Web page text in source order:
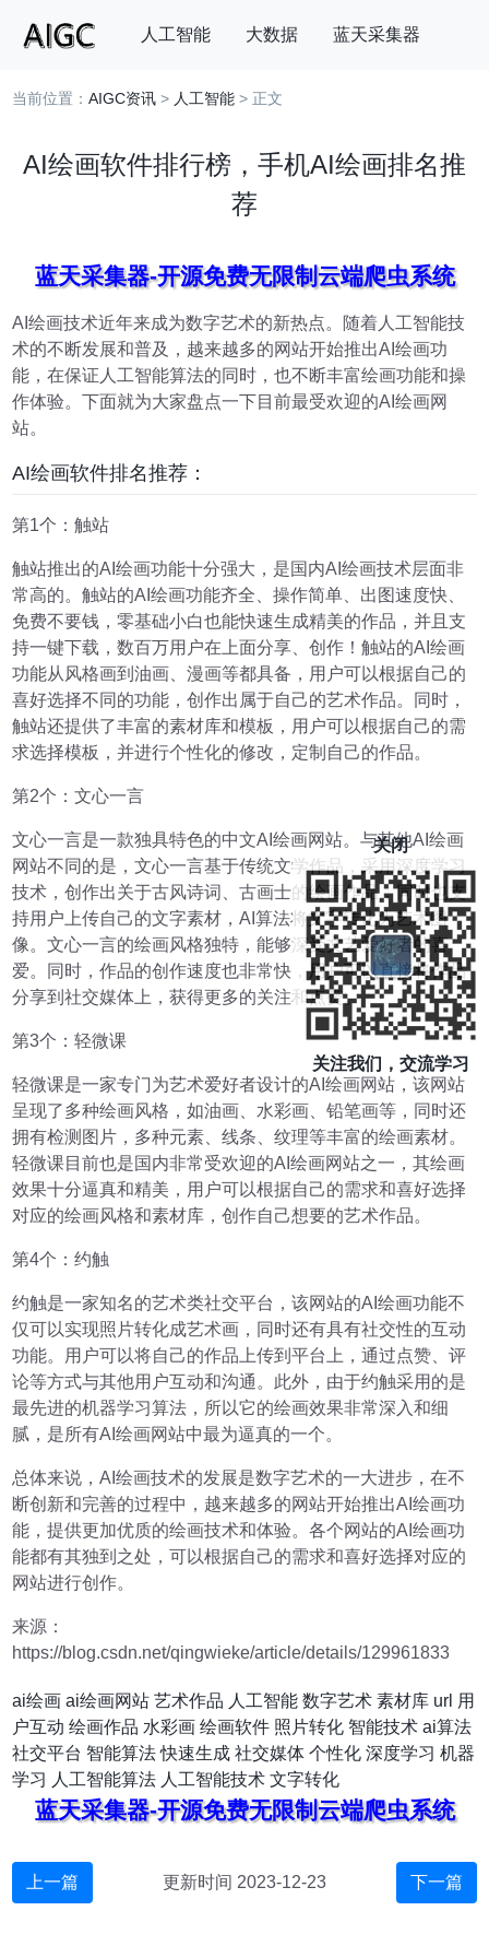
人工智能 大数据 蓝天采集器
搜索
当前位置：AIGC资讯 > 人工智能 > 正文
AI绘画软件排行榜，手机AI绘画排名推
荐
蓝天采集器-开源免费无限制云端爬虫系统
AI绘画技术近年来成为数字艺术的新热点。随着人工智能技
术的不断发展和普及，越来越多的网站开始推出AI绘画功
能，在保证人工智能算法的同时，也不断丰富绘画功能和操
作体验。下面就为大家盘点一下目前最受欢迎的AI绘画网
站。
AI绘画软件排名推荐：
第1个：触站
触站推出的AI绘画功能十分强大，是国内AI绘画技术层面非
常高的。触站的AI绘画功能齐全、操作简单、出图速度快、
免费不要钱，零基础小白也能快速生成精美的作品，并且支
持一键下载，数百万用户在上面分享、创作！触站的AI绘画
功能从风格画到油画、漫画等都具备，用户可以根据自己的
喜好选择不同的功能，创作出属于自己的艺术作品。同时，
触站还提供了丰富的素材库和模板，用户可以根据自己的需
求选择模板，并进行个性化的修改，定制自己的作品。
第2个：文心一言
文心一言是一款独具特色的中文AI绘画网站。与其他AI绘画
网站不同的是，文心一言基于传统文学作品，采用深度学习
技术，创作出关于古风诗词、古画士的绘画作品，同时也支
持用户上传自己的文字素材，AI算法将文字转化为艺术图
像。文心一言的绘画风格独特，能够深受文艺爱好者的喜
爱。同时，作品的创作速度也非常快，用户可以直接将作品
分享到社交媒体上，获得更多的关注和点赞。
第3个：轻微课
轻微课是一家专门为艺术爱好者设计的AI绘画网站，该网站
呈现了多种绘画风格，如油画、水彩画、铅笔画等，同时还
拥有检测图片，多种元素、线条、纹理等丰富的绘画素材。
轻微课目前也是国内非常受欢迎的AI绘画网站之一，其绘画
效果十分逼真和精美，用户可以根据自己的需求和喜好选择
对应的绘画风格和素材库，创作自己想要的艺术作品。
第4个：约触
约触是一家知名的艺术类社交平台，该网站的AI绘画功能不
仅可以实现照片转化成艺术画，同时还有具有社交性的互动
功能。用户可以将自己的作品上传到平台上，通过点赞、评
论等方式与其他用户互动和沟通。此外，由于约触采用的是
最先进的机器学习算法，所以它的绘画效果非常深入和细
腻，是所有AI绘画网站中最为逼真的一个。
总体来说，AI绘画技术的发展是数字艺术的一大进步，在不
断创新和完善的过程中，越来越多的网站开始推出AI绘画功
能，提供更加优质的绘画技术和体验。各个网站的AI绘画功
能都有其独到之处，可以根据自己的需求和喜好选择对应的
网站进行创作。
来源：
https://blog.csdn.net/qingwieke/article/details/129961833
ai绘画 ai绘画网站 艺术作品 人工智能 数字艺术 素材库 url 用
户互动 绘画作品 水彩画 绘画软件 照片转化 智能技术 ai算法
社交平台 智能算法 快速生成 社交媒体 个性化 深度学习 机器
学习 人工智能算法 人工智能技术 文字转化
蓝天采集器-开源免费无限制云端爬虫系统
上一篇 更新时间 2023-12-23 下一篇
关闭
关注我们，交流学习